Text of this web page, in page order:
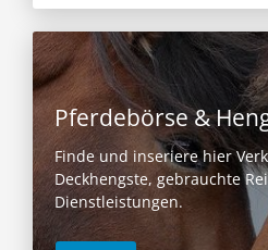
Pferdebörse &
Finde und inseriere hier
Deckhengste, gebrauchte
Dienstleistungen.